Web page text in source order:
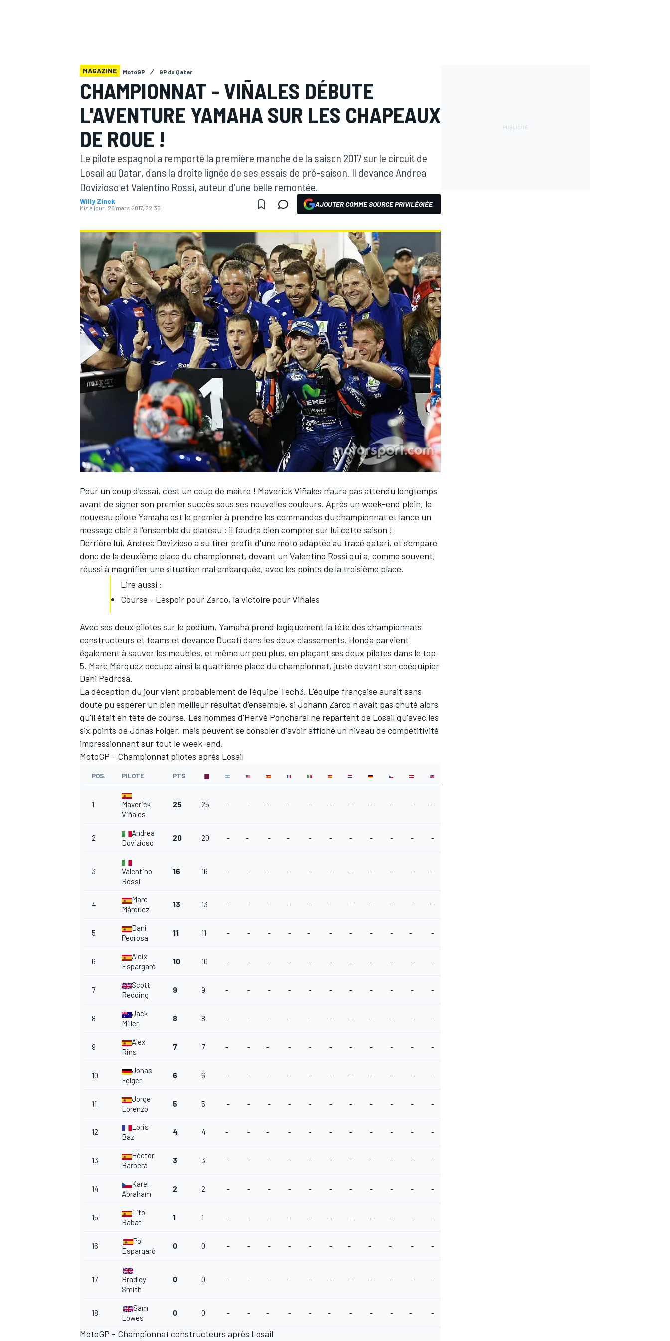
MOTOGP
WRC
WEC
AUTRES CHAMPIONNATS
MAGAZINE MotoGP GP du Qatar
CHAMPIONNAT - VIÑALES DÉBUTE
L'AVENTURE YAMAHA SUR LES CHAPEAUX
DE ROUE !
Le pilote espagnol a remporté la première manche de la saison 2017 sur le circuit de
Losail au Qatar, dans la droite lignée de ses essais de pré-saison. Il devance Andrea
Dovizioso et Valentino Rossi, auteur d'une belle remontée.
Willy Zinck
Mis à jour: 26 mars 2017, 22:36 AJOUTER COMME SOURCE PRIVILÉGIÉE
Pour un coup d'essai, c'est un coup de maître ! Maverick Viñales n'aura pas attendu longtemps
avant de signer son premier succès sous ses nouvelles couleurs. Après un week-end plein, le
nouveau pilote Yamaha est le premier à prendre les commandes du championnat et lance un
message clair à l'ensemble du plateau : il faudra bien compter sur lui cette saison !
Derrière lui, Andrea Dovizioso a su tirer profit d'une moto adaptée au tracé qatari, et s'empare
donc de la deuxième place du championnat, devant un Valentino Rossi qui a, comme souvent,
réussi à magnifier une situation mal embarquée, avec les points de la troisième place.
Lire aussi :
Course - L'espoir pour Zarco, la victoire pour Viñales
Avec ses deux pilotes sur le podium, Yamaha prend logiquement la tête des championnats
constructeurs et teams et devance Ducati dans les deux classements. Honda parvient
également à sauver les meubles, et même un peu plus, en plaçant ses deux pilotes dans le top
5. Marc Márquez occupe ainsi la quatrième place du championnat, juste devant son coéquipier
Dani Pedrosa.
La déception du jour vient probablement de l'équipe Tech3. L'équipe française aurait sans
doute pu espérer un bien meilleur résultat d'ensemble, si Johann Zarco n'avait pas chuté alors
qu'il était en tête de course. Les hommes d'Hervé Poncharal ne repartent de Losail qu'avec les
six points de Jonas Folger, mais peuvent se consoler d'avoir affiché un niveau de compétitivité
impressionnant sur tout le week-end.
MotoGP - Championnat pilotes après Losail
POS. PILOTE PTS
1
Maverick
Viñales
25 25 - - - - - - - - - - -
2
Andrea
Dovizioso
20 20 - - - - - - - - - - -
3
Valentino
Rossi
16 16 - - - - - - - - - - -
4
Marc
Márquez
13 13 - - - - - - - - - - -
5
Dani
Pedrosa
11 11 - - - - - - - - - - -
6
Aleix
Espargaró
10 10 - - - - - - - - - - -
7
Scott
Redding
9 9 - - - - - - - - - - -
8
Jack
Miller
8 8 - - - - - - - - - - -
9
Álex
Rins
7 7 - - - - - - - - - - -
10
Jonas
Folger
6 6 - - - - - - - - - - -
11
Jorge
Lorenzo
5 5 - - - - - - - - - - -
12
Loris
Baz
4 4 - - - - - - - - - - -
13
Héctor
Barberá
3 3 - - - - - - - - - - -
14
Karel
Abraham
2 2 - - - - - - - - - - -
15
Tito
Rabat
1 1 - - - - - - - - - - -
16
Pol
Espargaró
0 0 - - - - - - - - - - -
17
Bradley
Smith
0 0 - - - - - - - - - - -
18
Sam
Lowes
0 0 - - - - - - - - - - -
MotoGP - Championnat constructeurs après Losail